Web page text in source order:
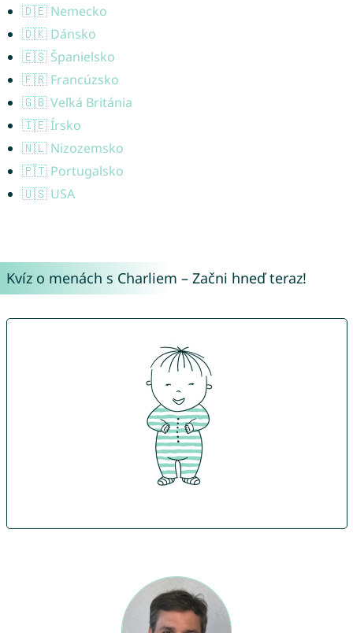
🇩🇪 Nemecko
🇩🇰 Dánsko
🇪🇸 Španielsko
🇫🇷 Francúzsko
🇬🇧 Veľká Británia
🇮🇪 Írsko
🇳🇱 Nizozemsko
🇵🇹 Portugalsko
🇺🇸 USA
Kvíz o menách s Charliem – Začni hneď teraz!